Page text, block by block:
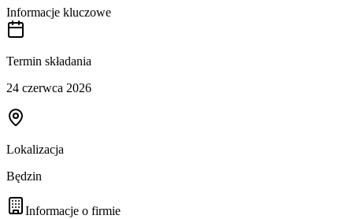
Informacje kluczowe
Termin składania
24 czerwca 2026
Lokalizacja
Będzin
Informacje o firmie